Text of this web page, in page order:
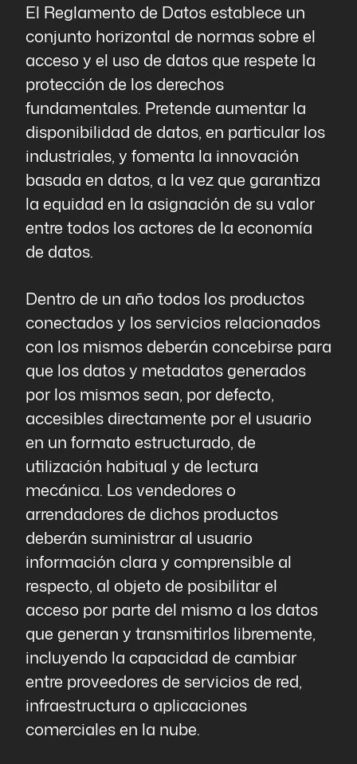
El Reglamento de Datos establece un
conjunto horizontal de normas sobre el
acceso y el uso de datos que respete la
protección de los derechos
fundamentales. Pretende aumentar la
disponibilidad de datos, en particular los
industriales, y fomenta la innovación
basada en datos, a la vez que garantiza
la equidad en la asignación de su valor
entre todos los actores de la economía
de datos.
Dentro de un año todos los productos
conectados y los servicios relacionados
con los mismos deberán concebirse para
que los datos y metadatos generados
por los mismos sean, por defecto,
accesibles directamente por el usuario
en un formato estructurado, de
utilización habitual y de lectura
mecánica. Los vendedores o
arrendadores de dichos productos
deberán suministrar al usuario
información clara y comprensible al
respecto, al objeto de posibilitar el
acceso por parte del mismo a los datos
que generan y transmitirlos libremente,
incluyendo la capacidad de cambiar
entre proveedores de servicios de red,
infraestructura o aplicaciones
comerciales en la nube.